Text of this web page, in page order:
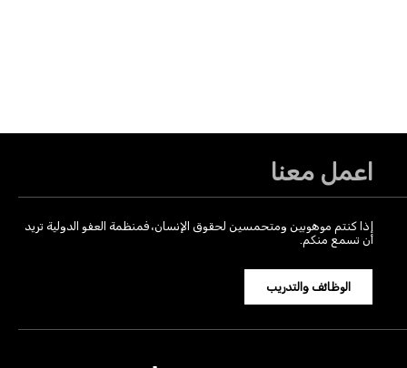
اعمل معنا
إذا كنتم موهوبين ومتحمسين لحقوق الإنسان، فمنظمة العفو الدولية تريد
أن تسمع منكم.
الوظائف والتدريب